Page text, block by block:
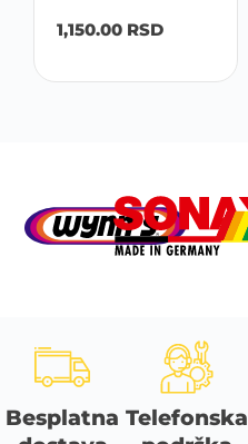
1,150.00 RSD
Besplatna Telefonska